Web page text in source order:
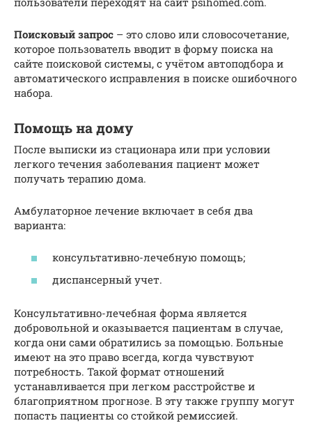
Поисковый запрос – это слово или словосочетание,
которое пользователь вводит в форму поиска на
сайте поисковой системы, с учётом автоподбора и
автоматического исправления в поиске ошибочного
набора.
Помощь на дому
После выписки из стационара или при условии
легкого течения заболевания пациент может
получать терапию дома.
Амбулаторное лечение включает в себя два
варианта:
консультативно-лечебную помощь;
диспансерный учет.
Консультативно-лечебная форма является
добровольной и оказывается пациентам в случае,
когда они сами обратились за помощью. Больные
имеют на это право всегда, когда чувствуют
потребность. Такой формат отношений
устанавливается при легком расстройстве и
благоприятном прогнозе. В эту также группу могут
попасть пациенты со стойкой ремиссией.